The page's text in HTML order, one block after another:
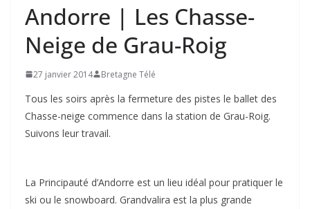
Andorre | Les Chasse-
Neige de Grau-Roig
27 janvier 2014 Bretagne Télé
Tous les soirs après la fermeture des pistes le ballet des
Chasse-neige commence dans la station de Grau-Roig.
Suivons leur travail.
La Principauté d’Andorre est un lieu idéal pour pratiquer le
ski ou le snowboard. Grandvalira est la plus grande